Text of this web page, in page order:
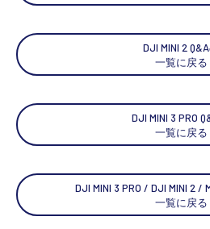
DJI MINI 2
一覧に戻る
DJI MINI 3 PRO
一覧に戻る
DJI MINI 3 PRO / DJI MINI 2 /
一覧に戻る